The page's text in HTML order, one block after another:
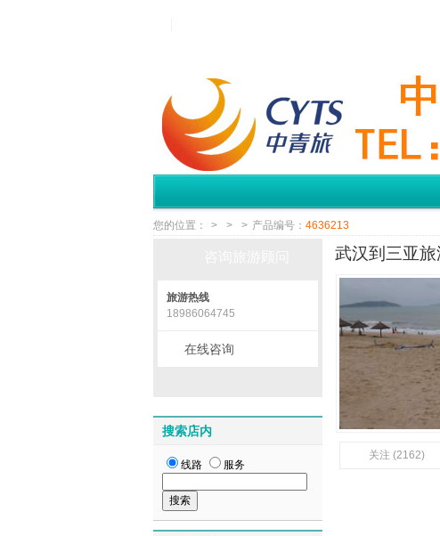
您的位置： > > > 产品编号： 4636213
武汉到三亚
关注 (2162)
旅游热线
18986064745
在线咨询
搜索店内
线路 服务